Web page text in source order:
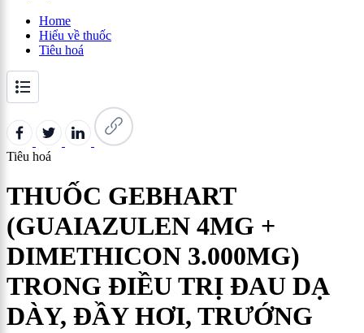
Home
Hiểu về thuốc
Tiêu hoá
Tiêu hoá
THUỐC GEBHART
(GUAIAZULEN 4MG +
DIMETHICON 3.000MG)
TRONG ĐIỀU TRỊ ĐAU DẠ
DÀY, ĐẦY HƠI, TRƯỚNG